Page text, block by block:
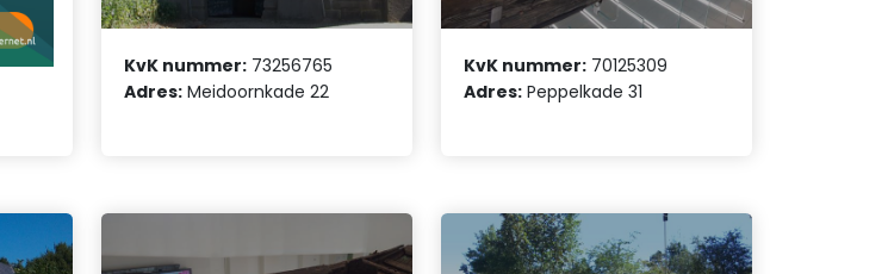
KvK nummer: 73256765
Adres: Meidoornkade 22
KvK nummer: 70125309
Adres: Peppelkade 31